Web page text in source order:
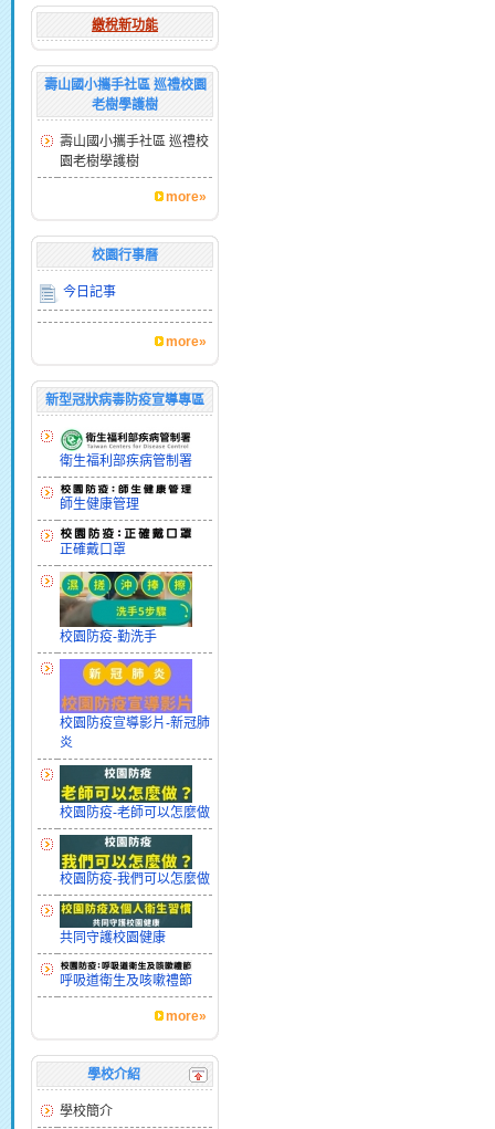
繳稅新功能
壽山國小攜手社區 巡禮校園
老樹學護樹
壽山國小攜手社區 巡禮校
園老樹學護樹
more»
校園行事曆
今日記事
more»
新型冠狀病毒防疫宣導專區
衛生福利部疾病管制署
師生健康管理
正確戴口罩
校園防疫-勤洗手
校園防疫宣導影片-新冠肺
炎
校園防疫-老師可以怎麼做
校園防疫-我們可以怎麼做
共同守護校園健康
呼吸道衛生及咳嗽禮節
more»
學校介紹
學校簡介